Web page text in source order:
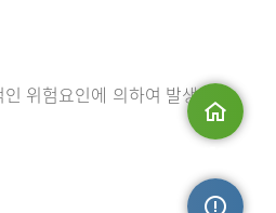
맵
위험요인에 의하여 발생